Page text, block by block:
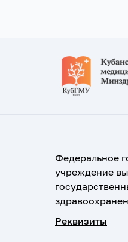
Федеральное
учреждение
Реквизиты